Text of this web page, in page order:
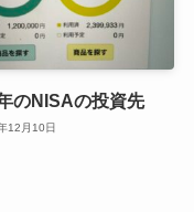
のNISAの投資先
12月10日